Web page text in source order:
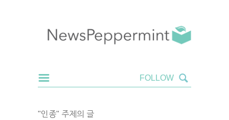
"인종" 주제의 글